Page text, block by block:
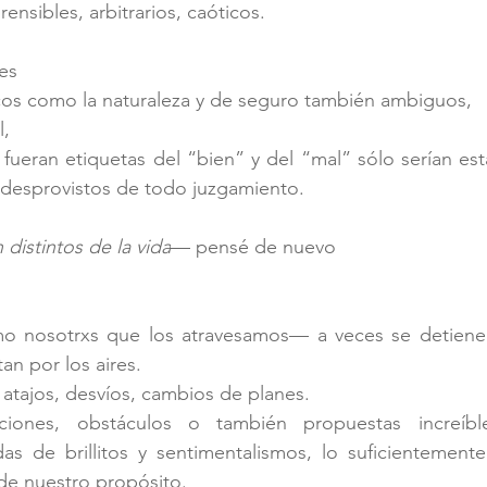
arbitrarios, caóticos.
como la naturaleza y de seguro también ambiguos,
etiquetas del “bien” y del “mal” sólo serían
de todo juzgamiento.
de la vida— pensé de nuevo
nosotrxs que los atravesamos— a veces se
por los aires.
desvíos, cambios de planes.
obstáculos o también propuestas
de brillitos y sentimentalismos, lo
nuestro propósito.